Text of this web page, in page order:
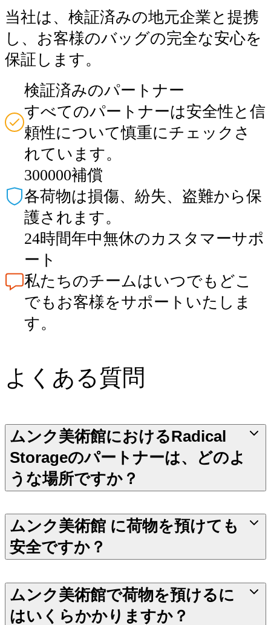
当社は、検証済みの地元企業と提携
し、お客様のバッグの完全な安心を
保証します。
検証済みのパートナー
すべてのパートナーは安全性と信
頼性について慎重にチェックさ
れています。
300000補償
各荷物は損傷、紛失、盗難から保
護されます。
24時間年中無休のカスタマーサポ
ート
私たちのチームはいつでもどこ
でもお客様をサポートいたしま
す。
よくある質問
ムンク美術館におけるRadical
Storageのパートナーは、どのよ
うな場所ですか？
ムンク美術館 に荷物を預けても
安全ですか？
ムンク美術館で荷物を預けるに
はいくらかかりますか？